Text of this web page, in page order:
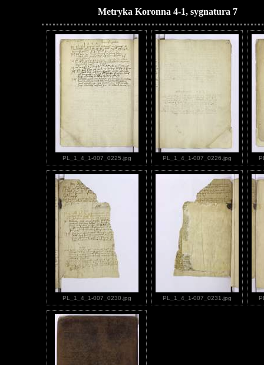
Metryka Koronna 4-1, sygnatura 7
PL_1_4_1-007_0225.jpg PL_1_4_1-007_0226.jpg
PL_1_4_1-007_0230.jpg PL_1_4_1-007_0231.jpg